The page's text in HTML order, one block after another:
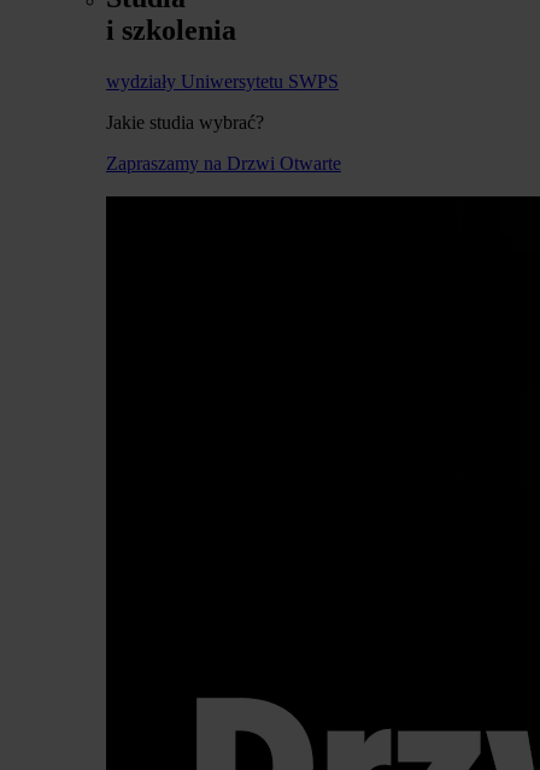
i szkolenia
wydziały Uniwersytetu SWPS
Jakie studia wybrać?
Zapraszamy na Drzwi Otwarte